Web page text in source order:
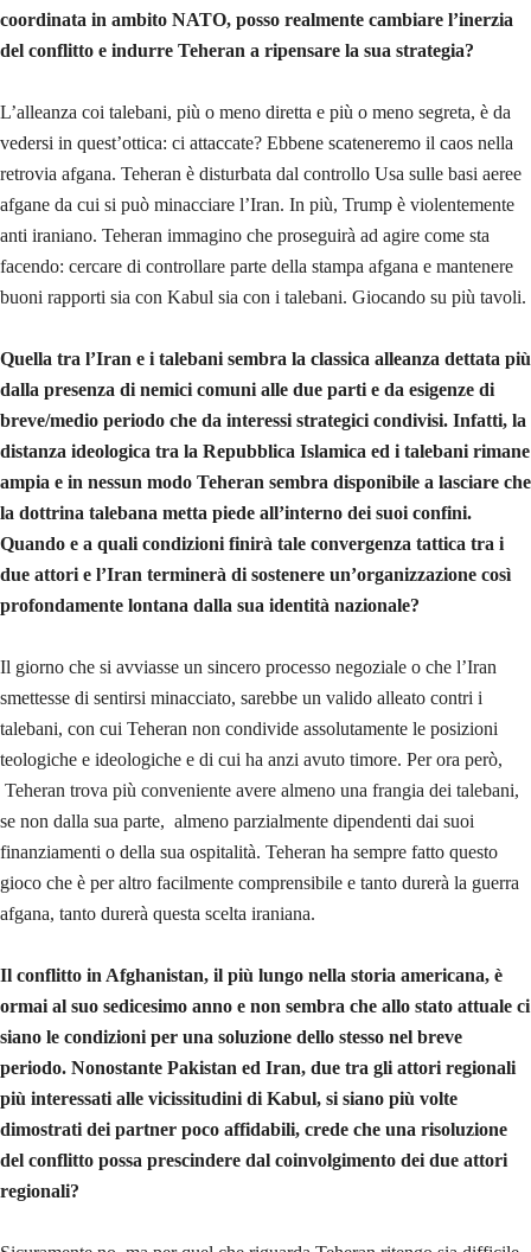
coordinata in ambito NATO, posso realmente cambiare l’inerzia
del conflitto e indurre Teheran a ripensare la sua strategia?
L’alleanza coi talebani, più o meno diretta e più o meno segreta, è da
vedersi in quest’ottica: ci attaccate? Ebbene scateneremo il caos nella
retrovia afgana. Teheran è disturbata dal controllo Usa sulle basi aeree
afgane da cui si può minacciare l’Iran. In più, Trump è violentemente
anti iraniano. Teheran immagino che proseguirà ad agire come sta
facendo: cercare di controllare parte della stampa afgana e mantenere
buoni rapporti sia con Kabul sia con i talebani. Giocando su più tavoli.
Quella tra l’Iran e i talebani sembra la classica alleanza dettata più
dalla presenza di nemici comuni alle due parti e da esigenze di
breve/medio periodo che da interessi strategici condivisi. Infatti, la
distanza ideologica tra la Repubblica Islamica ed i talebani rimane
ampia e in nessun modo Teheran sembra disponibile a lasciare che
la dottrina talebana metta piede all’interno dei suoi confini.
Quando e a quali condizioni finirà tale convergenza tattica tra i
due attori e l’Iran terminerà di sostenere un’organizzazione così
profondamente lontana dalla sua identità nazionale?
Il giorno che si avviasse un sincero processo negoziale o che l’Iran
smettesse di sentirsi minacciato, sarebbe un valido alleato contri i
talebani, con cui Teheran non condivide assolutamente le posizioni
teologiche e ideologiche e di cui ha anzi avuto timore. Per ora però,
Teheran trova più conveniente avere almeno una frangia dei talebani,
se non dalla sua parte, almeno parzialmente dipendenti dai suoi
finanziamenti o della sua ospitalità. Teheran ha sempre fatto questo
gioco che è per altro facilmente comprensibile e tanto durerà la guerra
afgana, tanto durerà questa scelta iraniana.
Il conflitto in Afghanistan, il più lungo nella storia americana, è
ormai al suo sedicesimo anno e non sembra che allo stato attuale ci
siano le condizioni per una soluzione dello stesso nel breve
periodo. Nonostante Pakistan ed Iran, due tra gli attori regionali
più interessati alle vicissitudini di Kabul, si siano più volte
dimostrati dei partner poco affidabili, crede che una risoluzione
del conflitto possa prescindere dal coinvolgimento dei due attori
regionali?